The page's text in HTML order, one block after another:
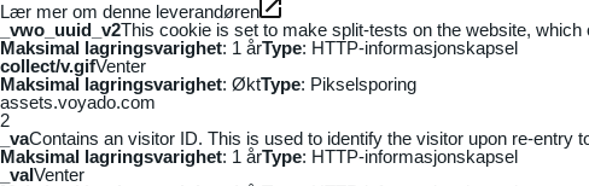
Lær mer om denne leverandøren
_vwo_uuid_v2This cookie is set to make split-tests on the website,
Maksimal lagringsvarighet: 1 årType: HTTP-informasjonskapsel
collect/v.gifVenter
Maksimal lagringsvarighet: ØktType: Pikselsporing
assets.voyado.com
2
_vaContains an visitor ID. This is used to identify the visitor upon re-entry
Maksimal lagringsvarighet: 1 årType: HTTP-informasjonskapsel
_vaIVenter